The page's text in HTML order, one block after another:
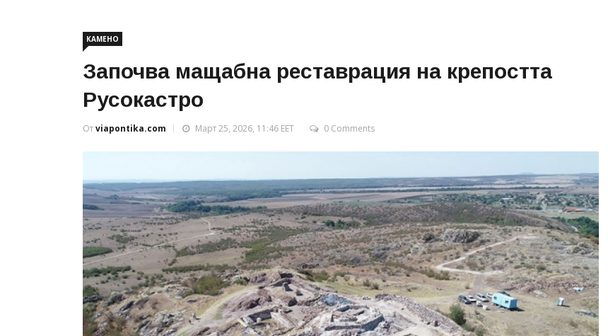
КАМЕНО
Започва мащабна реставрация на крепостта
Русокастро
Отviapontika.com Март 25, 2026, 11:46 EET 0 Comments